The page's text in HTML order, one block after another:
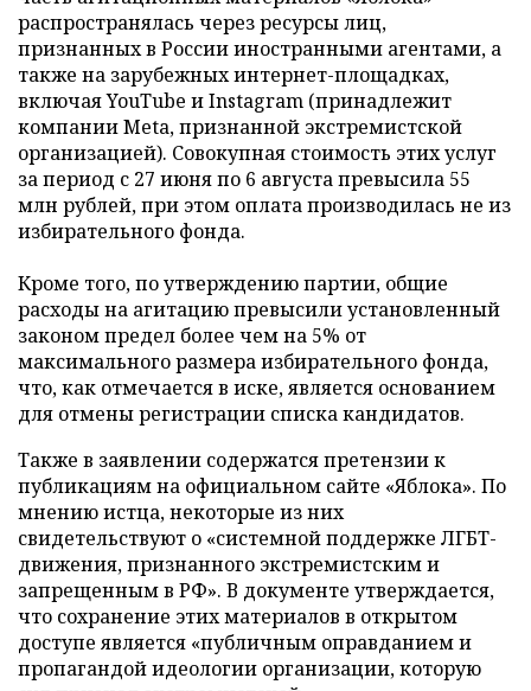
распространялась через ресурсы лиц,
признанных в России иностранными агентами, а
также на зарубежных интернет-площадках,
включая YouTube и Instagram (принадлежит
компании Meta, признанной экстремистской
организацией). Совокупная стоимость этих услуг
за период с 27 июня по 6 августа превысила 55
млн рублей, при этом оплата производилась не из
избирательного фонда.
Кроме того, по утверждению партии, общие
расходы на агитацию превысили установленный
законом предел более чем на 5% от
максимального размера избирательного фонда,
что, как отмечается в иске, является основанием
для отмены регистрации списка кандидатов.
Также в заявлении содержатся претензии к
публикациям на официальном сайте «Яблока». По
мнению истца, некоторые из них
свидетельствуют о «системной поддержке ЛГБТ-
движения, признанного экстремистским и
запрещенным в РФ». В документе утверждается,
что сохранение этих материалов в открытом
доступе является «публичным оправданием и
пропагандой идеологии организации, которую